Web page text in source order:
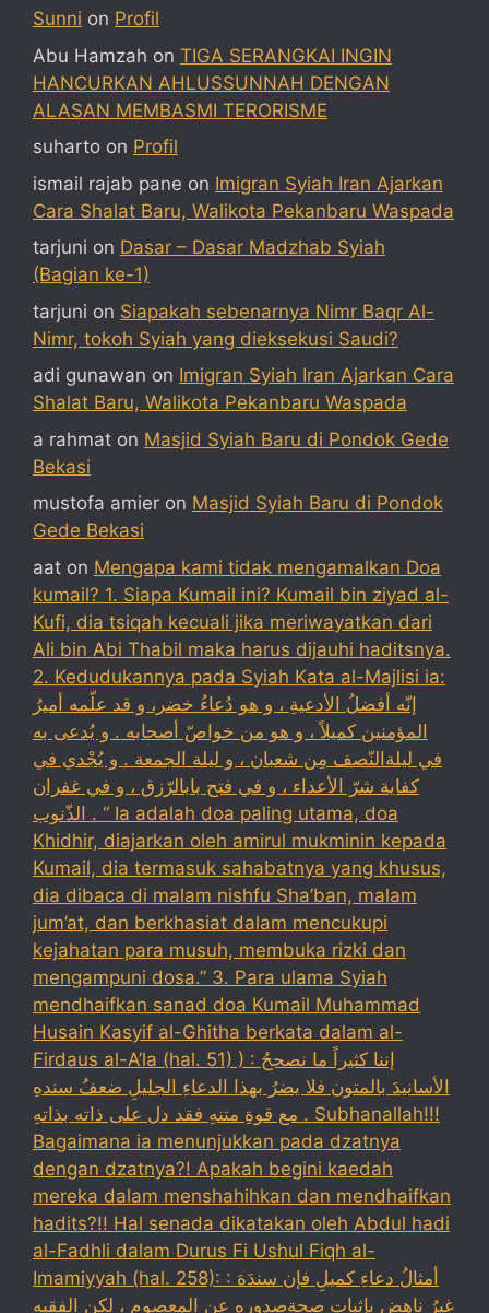
Sunni on Profil
Abu Hamzah on TIGA SERANGKAI INGIN
HANCURKAN AHLUSSUNNAH DENGAN
ALASAN MEMBASMI TERORISME
suharto on Profil
ismail rajab pane on Imigran Syiah Iran Ajarkan
Cara Shalat Baru, Walikota Pekanbaru Waspada
tarjuni on Dasar – Dasar Madzhab Syiah
(Bagian ke-1)
tarjuni on Siapakah sebenarnya Nimr Baqr Al-
Nimr, tokoh Syiah yang dieksekusi Saudi?
adi gunawan on Imigran Syiah Iran Ajarkan Cara
Shalat Baru, Walikota Pekanbaru Waspada
a rahmat on Masjid Syiah Baru di Pondok Gede
Bekasi
mustofa amier on Masjid Syiah Baru di Pondok
Gede Bekasi
aat on Mengapa kami tidak mengamalkan Doa
kumail? 1. Siapa Kumail ini? Kumail bin ziyad al-
Kufi, dia tsiqah kecuali jika meriwayatkan dari
Ali bin Abi Thabil maka harus dijauhi haditsnya.
2. Kedudukannya pada Syiah Kata al-Majlisi ia:
إنّه أفضلُ الأدعيةِ ، و هو دُعاءُ خضر، و قد علّمه أميرُ
المؤمنين كميلاً ، و هو من خواصّ أصحابه . و يُدعى به
في ليلةالنّصف مِن شعبان ، و ليلة الجمعة . و يُجْدي في
كفاية شرّ الأعداء ، و في فتح بابالرّزق ، و في غفران
الذّنوب . “ Ia adalah doa paling utama, doa
Khidhir, diajarkan oleh amirul mukminin kepada
Kumail, dia termasuk sahabatnya yang khusus,
dia dibaca di malam nishfu Sha’ban, malam
jum’at, dan berkhasiat dalam mencukupi
kejahatan para musuh, membuka rizki dan
mengampuni dosa.” 3. Para ulama Syiah
mendhaifkan sanad doa Kumail Muhammad
Husain Kasyif al-Ghitha berkata dalam al-
Firdaus al-A’la (hal. 51) ) : إننا كثيراً ما نصححُ
الأسانيدَ بالمتون فلا يضرُ بهذا الدعاءِ الجليلِ ضعفُ سندهِ
مع قوةِ متنهِ فقد دل على ذاته بذاتهِ . Subhanallah!!!
Bagaimana ia menunjukkan pada dzatnya
dengan dzatnya?! Apakah begini kaedah
mereka dalam menshahihkan dan mendhaifkan
hadits?!! Hal senada dikatakan oleh Abdul hadi
al-Fadhli dalam Durus Fi Ushul Fiqh al-
Imamiyyah (hal. 258): : أمثالُ دعاءِ كميلِ فإن سندَهَ
غيرُ ناهضٍ بإثبات صحةِصدورهِ عن المعصومِ ، لكن الفقيه